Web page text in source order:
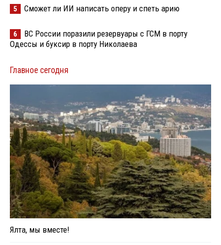
5 Сможет ли ИИ написать оперу и спеть арию
6
ВС России поразили резервуары с ГСМ в порту
Одессы и буксир в порту Николаева
Главное сегодня
Ялта, мы вместе!